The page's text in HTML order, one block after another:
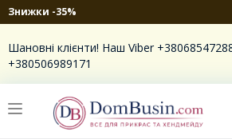
Знижки -35%
Шановні клієнти! Наш Viber
+380506989171